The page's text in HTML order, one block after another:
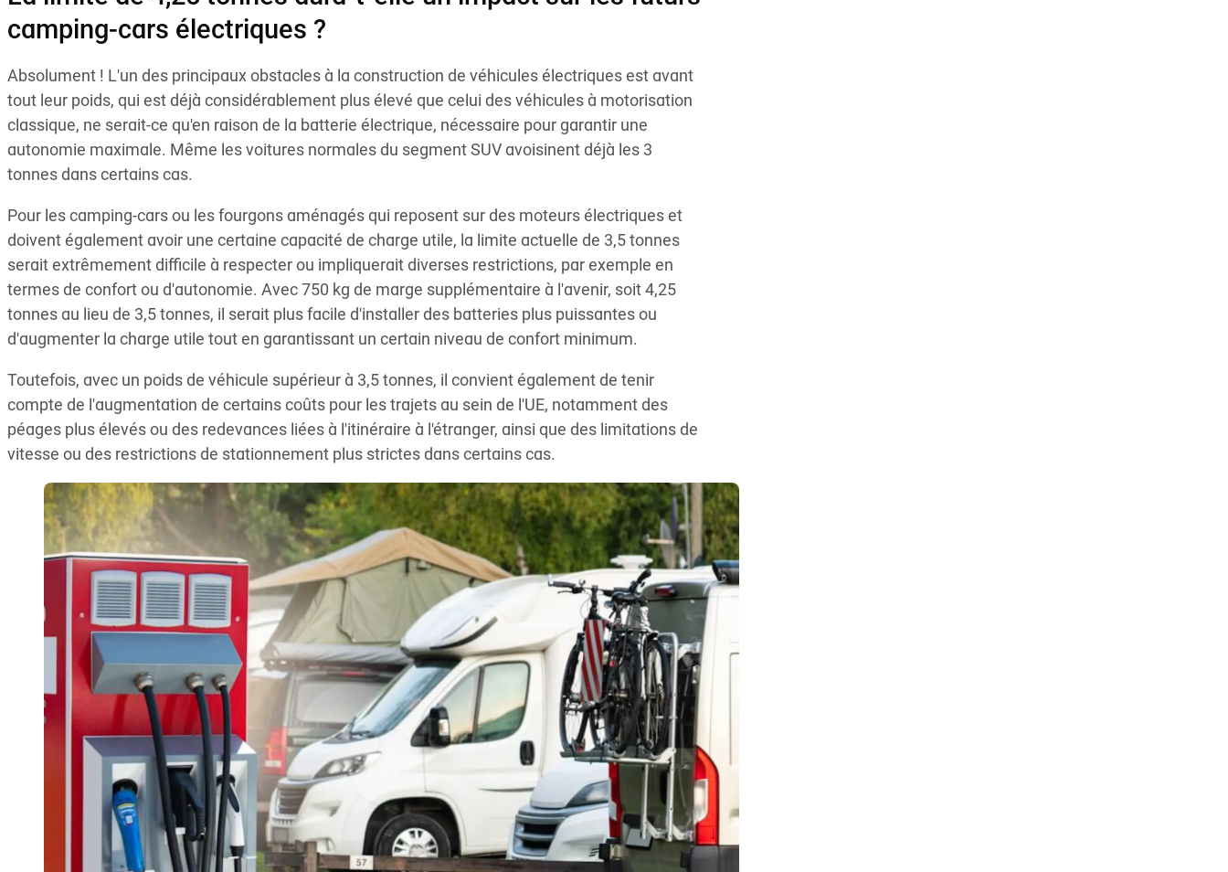
camping-cars électriques ?
Absolument ! L'un des principaux obstacles à la construction de véhicules électriques est avant
tout leur poids, qui est déjà considérablement plus élevé que celui des véhicules à motorisation
classique, ne serait-ce qu'en raison de la batterie électrique, nécessaire pour garantir une
autonomie maximale. Même les voitures normales du segment SUV avoisinent déjà les 3
tonnes dans certains cas.
Pour les camping-cars ou les fourgons aménagés qui reposent sur des moteurs électriques et
doivent également avoir une certaine capacité de charge utile, la limite actuelle de 3,5 tonnes
serait extrêmement difficile à respecter ou impliquerait diverses restrictions, par exemple en
termes de confort ou d'autonomie. Avec 750 kg de marge supplémentaire à l'avenir, soit 4,25
tonnes au lieu de 3,5 tonnes, il serait plus facile d'installer des batteries plus puissantes ou
d'augmenter la charge utile tout en garantissant un certain niveau de confort minimum.
Toutefois, avec un poids de véhicule supérieur à 3,5 tonnes, il convient également de tenir
compte de l'augmentation de certains coûts pour les trajets au sein de l'UE, notamment des
péages plus élevés ou des redevances liées à l'itinéraire à l'étranger, ainsi que des limitations de
vitesse ou des restrictions de stationnement plus strictes dans certains cas.